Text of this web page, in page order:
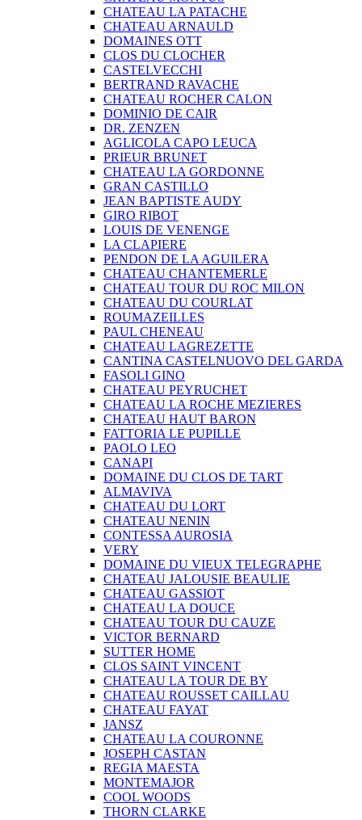
CHATEAU LA PATACHE
CHATEAU ARNAULD
DOMAINES OTT
CLOS DU CLOCHER
CASTELVECCHI
BERTRAND RAVACHE
CHATEAU ROCHER CALON
DOMINIO DE CAIR
DR. ZENZEN
AGLICOLA CAPO LEUCA
PRIEUR BRUNET
CHATEAU LA GORDONNE
GRAN CASTILLO
JEAN BAPTISTE AUDY
GIRO RIBOT
LOUIS DE VENENGE
LA CLAPIERE
PENDON DE LA AGUILERA
CHATEAU CHANTEMERLE
CHATEAU TOUR DU ROC MILON
CHATEAU DU COURLAT
ROUMAZEILLES
PAUL CHENEAU
CHATEAU LAGREZETTE
CANTINA CASTELNUOVO DEL GARDA
FASOLI GINO
CHATEAU PEYRUCHET
CHATEAU LA ROCHE MEZIERES
CHATEAU HAUT BARON
FATTORIA LE PUPILLE
PAOLO LEO
CANAPI
DOMAINE DU CLOS DE TART
ALMAVIVA
CHATEAU DU LORT
CHATEAU NENIN
CONTESSA AUROSIA
VERY
DOMAINE DU VIEUX TELEGRAPHE
CHATEAU JALOUSIE BEAULIE
CHATEAU GASSIOT
CHATEAU LA DOUCE
CHATEAU TOUR DU CAUZE
VICTOR BERNARD
SUTTER HOME
CLOS SAINT VINCENT
CHATEAU LA TOUR DE BY
CHATEAU ROUSSET CAILLAU
CHATEAU FAYAT
JANSZ
CHATEAU LA COURONNE
JOSEPH CASTAN
REGIA MAESTA
MONTEMAJOR
COOL WOODS
THORN CLARKE